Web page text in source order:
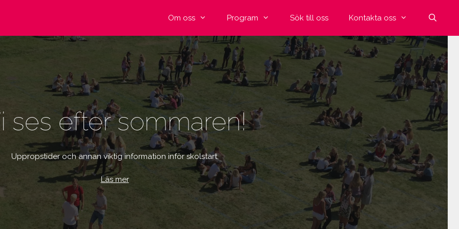
Om oss Program Sök till oss Kontakta oss
ses efter sommaren!
Uppropstider och annan viktig information inför skolstart.
Läs mer